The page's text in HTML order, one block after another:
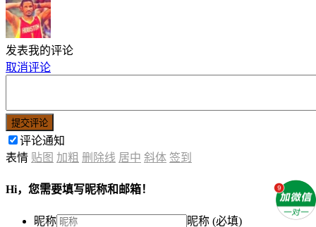
发表我的评论
取消评论
提交评论
评论通知
表情 贴图 加粗 删除线 居中 斜体 签到
Hi，您需要填写昵称和邮箱！
昵称
昵称 (必填)